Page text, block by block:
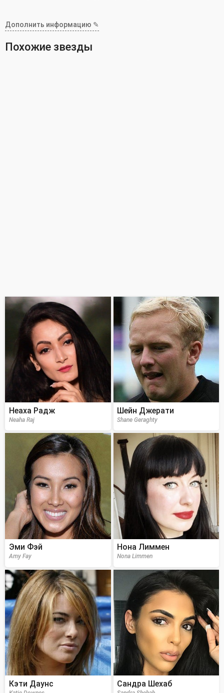
Дополнить информацию ✎
Похожие звезды
Неаха Радж
Neaha Raj
Шейн Джерати
Shane Geraghty
Эми Фэй
Amy Fay
Нона Лиммен
Nona Limmen
Кэти Даунс Сандра Шехаб